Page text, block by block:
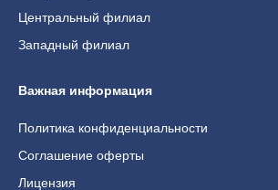
Центральный филиал
Западный филиал
Важная информация
Политика конфиденциальности
Соглашение оферты
Лицензия